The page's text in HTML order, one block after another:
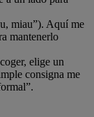
miau”). Aquí me
mantenerlo
elige un
consigna me